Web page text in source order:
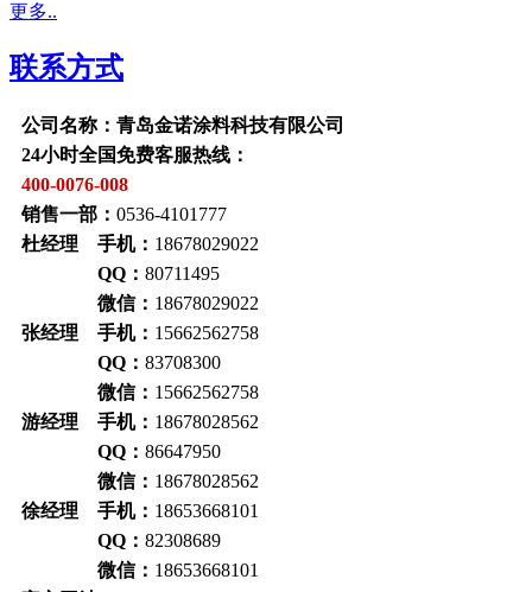
更多..
联系方式
公司名称：青岛金诺涂料科技有限公司
24小时全国免费客服热线：
400-0076-008
销售一部： 0536-4101777
杜经理 手机： 18678029022
QQ： 80711495
微信： 18678029022
张经理 手机： 15662562758
QQ： 83708300
微信： 15662562758
游经理 手机： 18678028562
QQ： 86647950
微信： 18678028562
徐经理 手机： 18653668101
QQ： 82308689
微信： 18653668101